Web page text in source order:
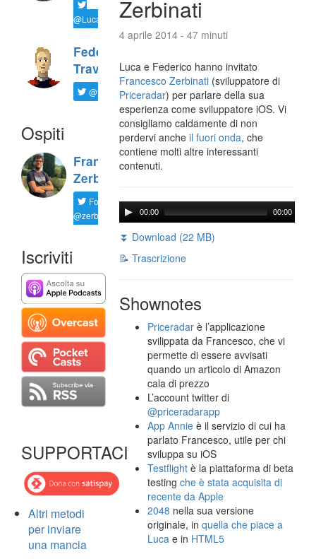
@LucaTNT
Federico
Travaini
@ftrava
Ospiti
Francesco
Zerbinati
Follow
@zerbfra
Iscriviti
SUPPORTACI
Altri metodi
per inviare
una mancia
Zerbinati
4 aprile 2014 - 47 minuti
Luca e Federico hanno invitato
Francesco Zerbinati (sviluppatore di
Priceradar) per parlare della sua
esperienza come sviluppatore iOS. Vi
consigliamo caldamente di non
perdervi ancheil fuori onda, che
contiene molti altre interessanti
contenuti.
00:00 00:00
⏬ Download (22 MB)
📝 Trascrizione
Shownotes
Priceradar è l’applicazione
svilippata da Francesco, che vi
permette di essere avvisati
quando un articolo di Amazon
cala di prezzo
L’account twitter di
@priceradarapp
App Annie è il servizio di cui ha
parlato Francesco, utile per chi
sviluppa su iOS
Testflight è la piattaforma di beta
testingche è stata acquisita di
recente da Apple
2048 nella sua versione
originale, inquella che piace a
Luca e in HTML5